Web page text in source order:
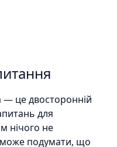
— це двосторонній
для
нічого не
подумати, що